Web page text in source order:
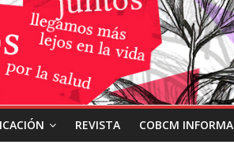
REVISTA COBCM INFORMA